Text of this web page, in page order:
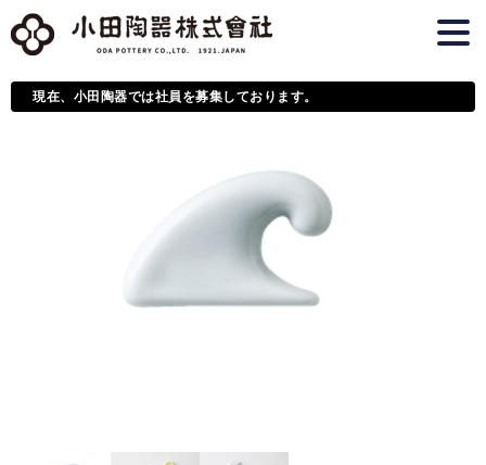
現在、小田陶器では社員を募集しております。